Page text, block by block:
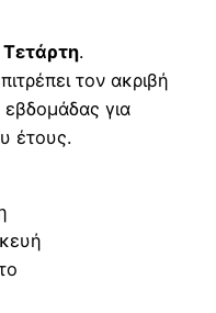
Τετάρτη.
τον ακριβή
για
έτους.